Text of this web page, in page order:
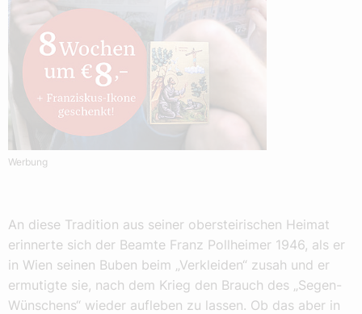
Werbung
An diese Tradition aus seiner obersteirischen Heimat
erinnerte sich der Beamte Franz Pollheimer 1946, als er
in Wien seinen Buben beim „Verkleiden“ zusah und er
ermutigte sie, nach dem Krieg den Brauch des „Segen-
Wünschens“ wieder aufleben zu lassen. Ob das aber in